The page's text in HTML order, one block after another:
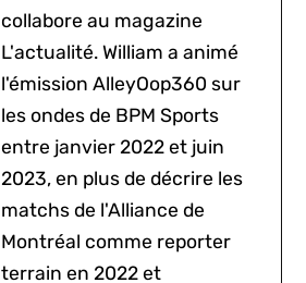
collabore au magazine
L'actualité. William a animé
l'émission AlleyOop360 sur
les ondes de BPM Sports
entre janvier 2022 et juin
2023, en plus de décrire les
matchs de l'Alliance de
Montréal comme reporter
terrain en 2022 et